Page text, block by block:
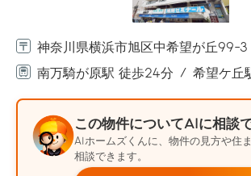
神奈川県横浜市旭区中希望が丘99-3
南万騎が原駅 徒歩24分
希望ケ丘
この物件についてAIに相談
AIホームズくんに、物件の見方や住
相談できます。